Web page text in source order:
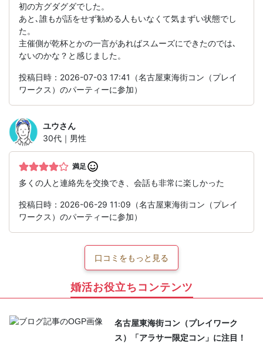
初の方グダグダでした。
あと､誰もが話をせず勧める人もいなくて気まずい状態でし
た。
主催側が乾杯とかの一言があればスムーズにできたのでは､
ないのかな？と感じました。
投稿日時：2026-07-03 17:41（名古屋東海街コン（プレイ
ワークス）のパーティーに参加）
ユウさん
30代｜男性
満足
多くの人と連絡先を交換でき、会話も非常に楽しかった
投稿日時：2026-06-29 11:09（名古屋東海街コン（プレイ
ワークス）のパーティーに参加）
口コミをもっと見る
婚活お役立ちコンテンツ
名古屋東海街コン（プレイワーク
ス）「アラサー限定コン」に注目！